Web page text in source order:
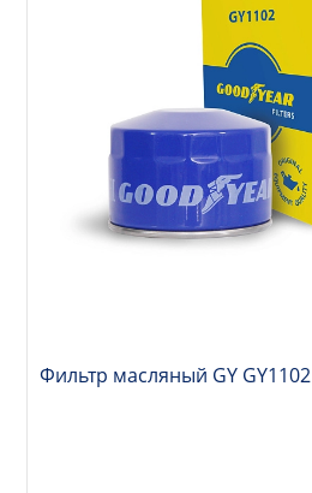
Фильтр масляный GY GY1102